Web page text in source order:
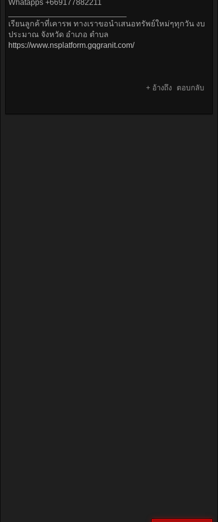
Whatapps +669177882211
เรียนลูกค้าที่เคารพ ทางเราขอนำเสนอทรัพย์ใหม่ๆทุกวัน งบ
ประมาณ จังหวัด อำเภอ ตำบล
https://www.nsplatform.gqgranit.com/
+ อ้างถึง ตอบกลับ